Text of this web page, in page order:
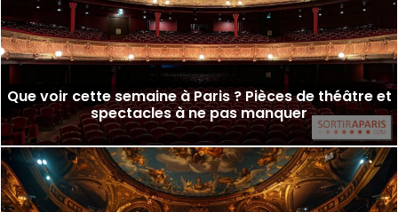
Que voir cette semaine à Paris ? Pièces de théâtre et
spectacles à ne pas manquer